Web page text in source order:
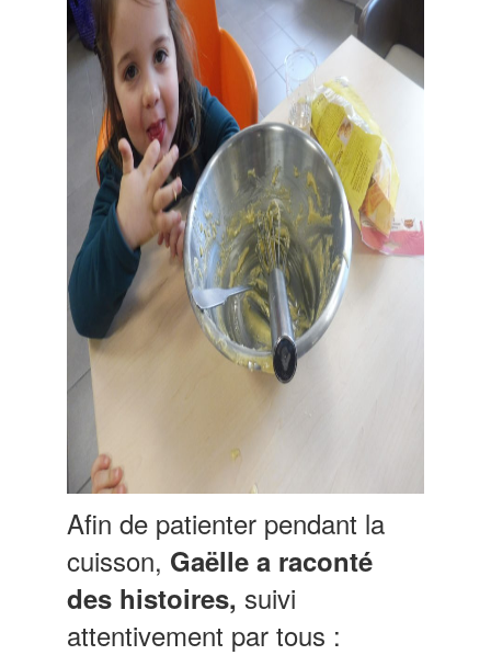
Afin de patienter pendant la
cuisson, Gaëlle a raconté
des histoires, suivi
attentivement par tous :